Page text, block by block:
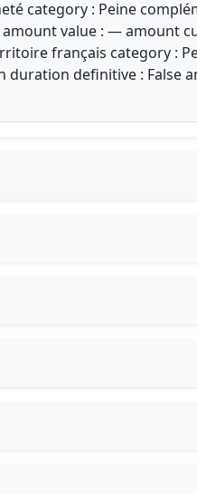
category : Peine
value : — amount
français category :
definitive : False